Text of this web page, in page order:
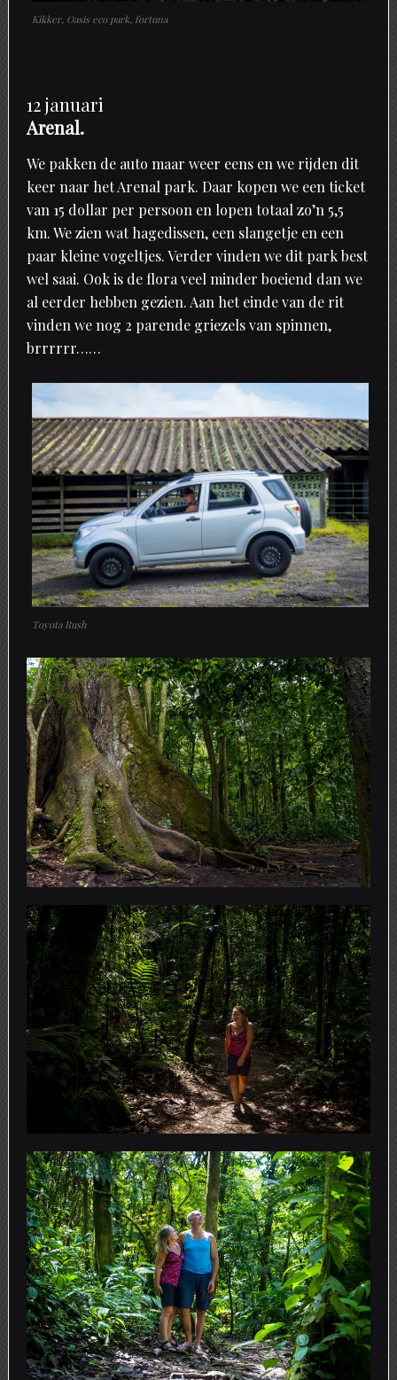
Kikker, Oasis eco park, fortuna
12 januari
Arenal.
We pakken de auto maar weer eens en we rijden dit
keer naar het Arenal park. Daar kopen we een ticket
van 15 dollar per persoon en lopen totaal zo’n 5,5
km. We zien wat hagedissen, een slangetje en een
paar kleine vogeltjes. Verder vinden we dit park best
wel saai. Ook is de flora veel minder boeiend dan we
al eerder hebben gezien. Aan het einde van de rit
vinden we nog 2 parende griezels van spinnen,
brrrrrr……
Toyota Rush